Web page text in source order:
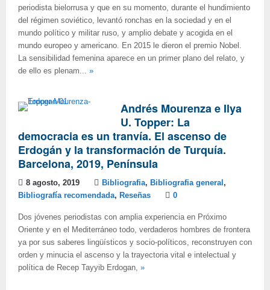
periodista bielorrusa y que en su momento, durante el hundimiento
del régimen soviético, levantó ronchas en la sociedad y en el
mundo político y militar ruso, y amplio debate y acogida en el
mundo europeo y americano. En 2015 le dieron el premio Nobel.
La sensibilidad femenina aparece en un primer plano del relato, y
de ello es plenam... »
Andrés Mourenza e Ilya
U. Topper: La
democracia es un tranvía. El ascenso de
Erdogán y la transformación de Turquía.
Barcelona, 2019, Península
8 agosto, 2019 Bibliografia, Bibliografia general ,
Bibliografía recomendada, Reseñas 0
Dos jóvenes periodistas con amplia experiencia en Próximo
Oriente y en el Mediterráneo todo, verdaderos hombres de frontera
ya por sus saberes lingüísticos y socio-políticos, reconstruyen con
orden y minucia el ascenso y la trayectoria vital e intelectual y
política de Recep Tayyib Erdogan, »